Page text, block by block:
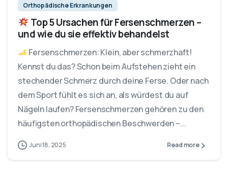
Orthopädische Erkrankungen
Top 5 Ursachen für Fersenschmerzen –
und wie du sie effektiv behandelst
Fersenschmerzen: Klein, aber schmerzhaft!
Kennst du das? Schon beim Aufstehen zieht ein
stechender Schmerz durch deine Ferse. Oder nach
dem Sport fühlt es sich an, als würdest du auf
Nägeln laufen? Fersenschmerzen gehören zu den
häufigsten orthopädischen Beschwerden –...
Juni 18, 2025 Read more